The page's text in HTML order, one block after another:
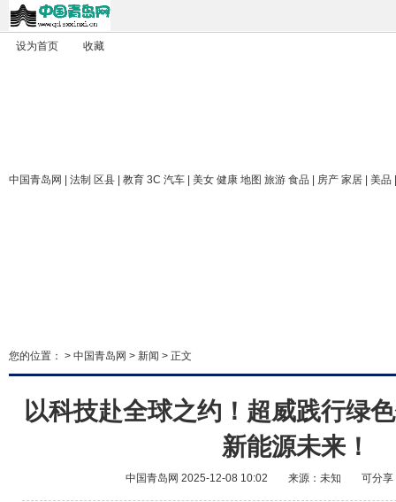
设为首页 收藏
中国青岛网 | 法制 区县 | 教育 3C 汽车 | 美女 健康 地图 旅游 食品 | 房产 家居 | 美品
您的位置： > 中国青岛网 > 新闻 > 正文
以科技赴全球之约！超威践行绿
新能源未来！
中国青岛网 2025-12-08 10:02 来源：未知 可分享